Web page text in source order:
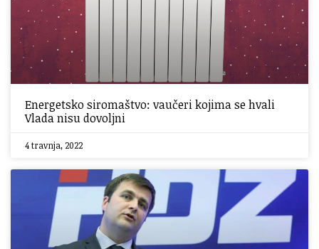
Energetsko siromaštvo: vaučeri kojima se hvali
Vlada nisu dovoljni
4 travnja, 2022